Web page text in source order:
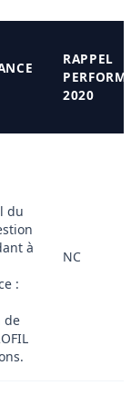
RAPPEL
2020
du
à
:
de
NC